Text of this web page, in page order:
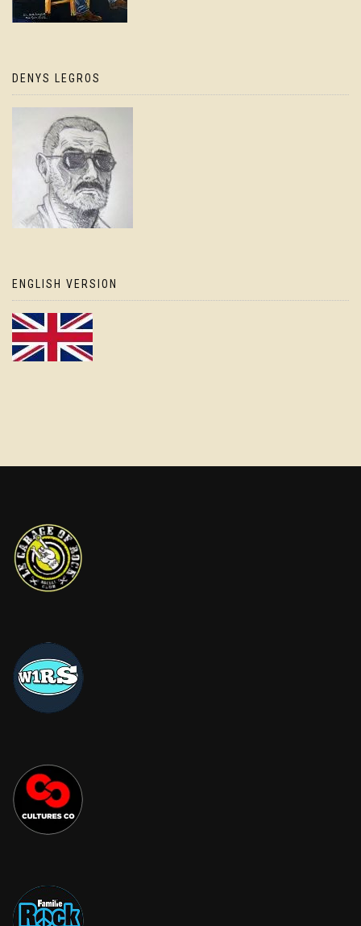
DENYS LEGROS
ENGLISH VERSION